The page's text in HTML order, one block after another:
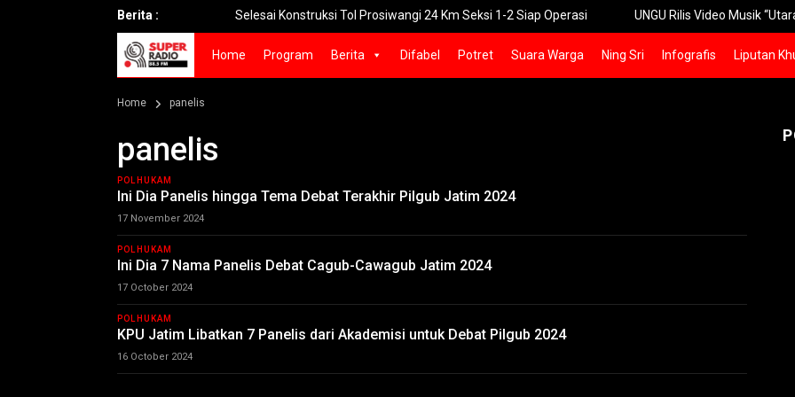
Berita : Selesai Konstruksi Tol Prosiwangi 24 Km Seksi 1-2 Siap Operasi UNGU Rilis Video Musik “Utara-Selatan”
Home Program Berita Difabel Potret Suara Warga Ning Sri Infografis Liputan
Home panelis
panelis
POLHUKAM
Ini Dia Panelis hingga Tema Debat Terakhir Pilgub Jatim 2024
17 November 2024
POLHUKAM
Ini Dia 7 Nama Panelis Debat Cagub-Cawagub Jatim 2024
17 October 2024
POLHUKAM
KPU Jatim Libatkan 7 Panelis dari Akademisi untuk Debat Pilgub 2024
16 October 2024